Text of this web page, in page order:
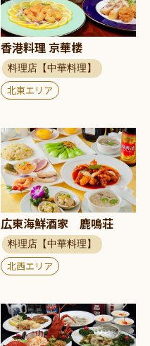
香港料理 京華楼
料理店【中華料理】
北東エリア
広東海鮮酒家 鹿鳴荘
料理店【中華料理】
北西エリア